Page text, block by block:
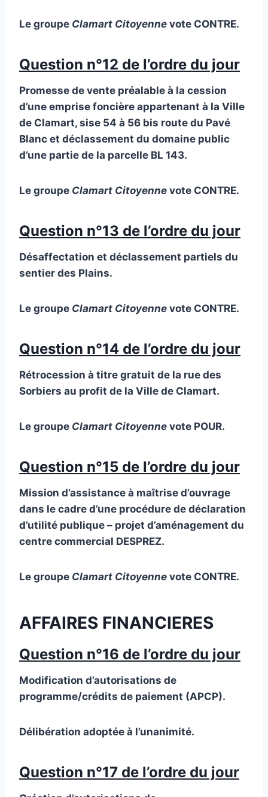
Le groupe Clamart Citoyenne vote CONTRE.
Question n°12 de l’ordre du jour
Promesse de vente préalable à la cession
d’une emprise foncière appartenant à la Ville
de Clamart, sise 54 à 56 bis route du Pavé
Blanc et déclassement du domaine public
d’une partie de la parcelle BL 143.
Le groupe Clamart Citoyenne vote CONTRE.
Question n°13 de l’ordre du jour
Désaffectation et déclassement partiels du
sentier des Plains.
Le groupe Clamart Citoyenne vote CONTRE.
Question n°14 de l’ordre du jour
Rétrocession à titre gratuit de la rue des
Sorbiers au profit de la Ville de Clamart.
Le groupe Clamart Citoyenne vote POUR.
Question n°15 de l’ordre du jour
Mission d’assistance à maîtrise d’ouvrage
dans le cadre d’une procédure de déclaration
d’utilité publique – projet d’aménagement du
centre commercial DESPREZ.
Le groupe Clamart Citoyenne vote CONTRE.
AFFAIRES FINANCIERES
Question n°16 de l’ordre du jour
Modification d’autorisations de
programme/crédits de paiement (APCP).
Délibération adoptée à l’unanimité.
Question n°17 de l’ordre du jour